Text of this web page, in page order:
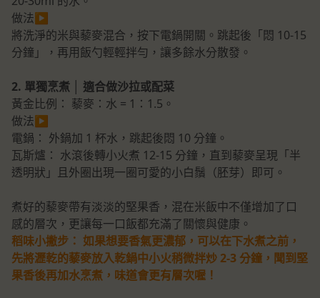
做法▶
將洗淨的米與藜麥混合，按下電鍋開關。跳起後「悶 10-15
分鐘」，再用飯勺輕輕拌勻，讓多餘水分散發。
2. 單獨烹煮 │ 適合做沙拉或配菜
黃金比例： 藜麥：水 = 1：1.5。
做法▶
電鍋： 外鍋加 1 杯水，跳起後悶 10 分鐘。
瓦斯爐： 水滾後轉小火煮 12-15 分鐘，直到藜麥呈現「半
透明狀」且外圈出現一圈可愛的小白鬚（胚芽）即可。
煮好的藜麥帶有淡淡的堅果香，混在米飯中不僅增加了口
感的層次，更讓每一口飯都充滿了關懷與健康。
稻味小撇步： 如果想要香氣更濃郁，可以在下水煮之前，
先將瀝乾的藜麥放入乾鍋中小火稍微拌炒 2-3 分鐘，聞到堅
果香後再加水烹煮，味道會更有層次喔！